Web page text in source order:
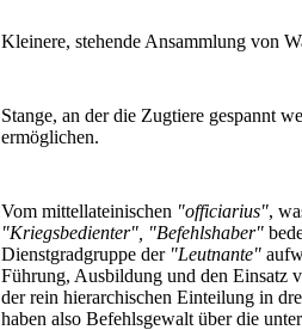
Kleinere, stehende Ansammlung von
Stange, an der die Zugtiere gespannt
ermöglichen.
Vom mittellateinischen "officiarius",
"Kriegsbedienter", "Befehlshaber"
Dienstgradgruppe der "Leutnante"
Führung, Ausbildung und den Einsatz
der rein hierarchischen Einteilung in
haben also Befehlsgewalt über die